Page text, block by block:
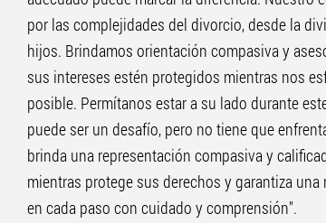
por las complejidades del divorcio, desde la
hijos. Brindamos orientación compasiva y
sus intereses estén protegidos mientras nos
posible. Permítanos estar a su lado durante
puede ser un desafío, pero no tiene que
brinda una representación compasiva y
mientras protege sus derechos y garantiza
en cada paso con cuidado y comprensión".